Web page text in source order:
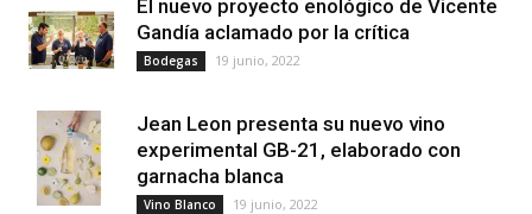
El nuevo proyecto enológico de Vicente
Gandía aclamado por la crítica
Bodegas 19 junio, 2022
Jean Leon presenta su nuevo vino
experimental GB-21, elaborado con
garnacha blanca
Vino Blanco 19 junio, 2022